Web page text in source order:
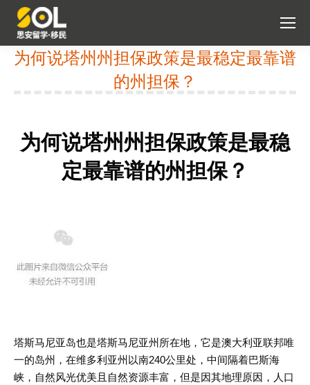
为何说塔州州担保政策是最稳定最靠谱
的州担保？
为何说塔州州担保政策是最稳
定最靠谱的州担保？
塔斯马尼亚岛也是塔斯马尼亚州所在地，它是澳大利亚联邦唯
一的岛州，在维多利亚州以南240公里处，中间隔着巴斯海
峡，自然风光优美且自然资源丰富，但是因其地理原因，人口